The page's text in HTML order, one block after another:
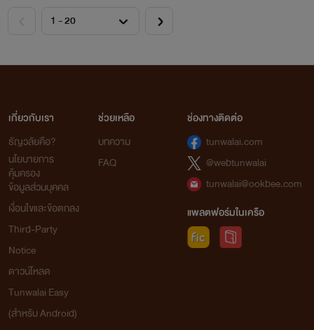
เกี่ยวกับเรา
ธัญวลัยคือ?
นโยบายการ
คุ้มครอง
ข้อมูลส่วนบุคคล
เงื่อนไขและข้อตกลง
Third-Party
Notice
ดาวน์โหลด
Tunwalai Easy
(สำหรับ Android)
ช่วยเหลือ
บทความ
FAQ
ช่องทางติดต่อ
tunwalai.com
@webtunwalai
tunwalai@ookbee.com
แพลตฟอร์มในเครือ